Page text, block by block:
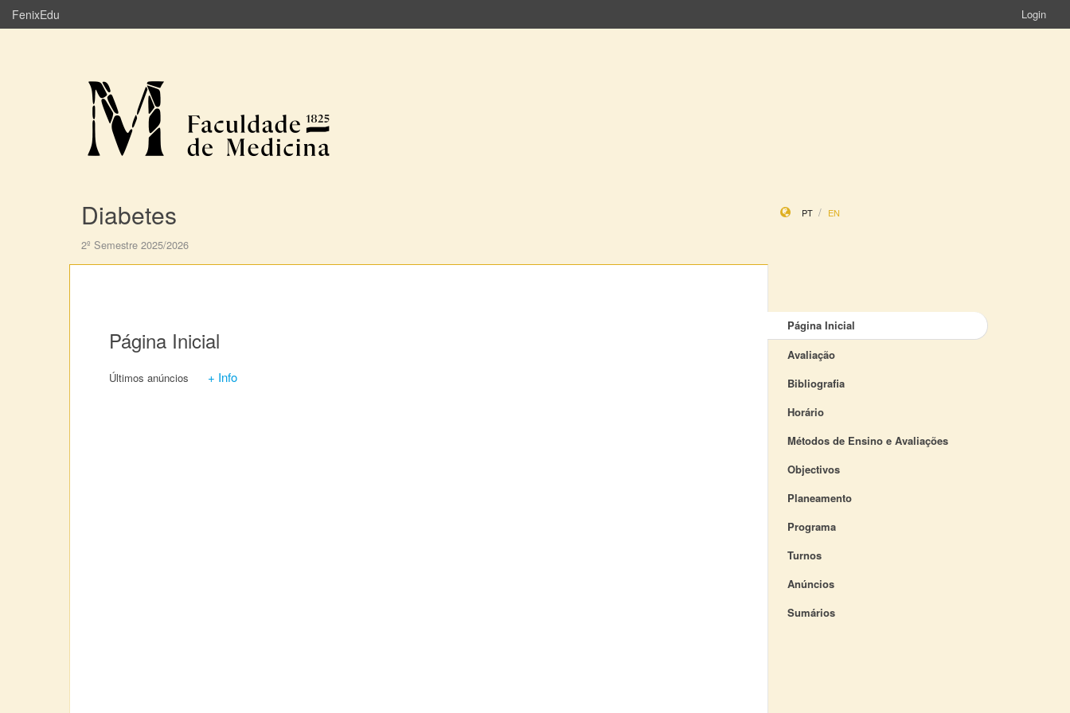
FenixEdu Login
Diabetes
2º Semestre 2025/2026
PT EN
Página Inicial
Últimos anúncios + Info
Página Inicial
Avaliação
Bibliografia
Horário
Métodos de Ensino e Avaliações
Objectivos
Planeamento
Programa
Turnos
Anúncios
Sumários